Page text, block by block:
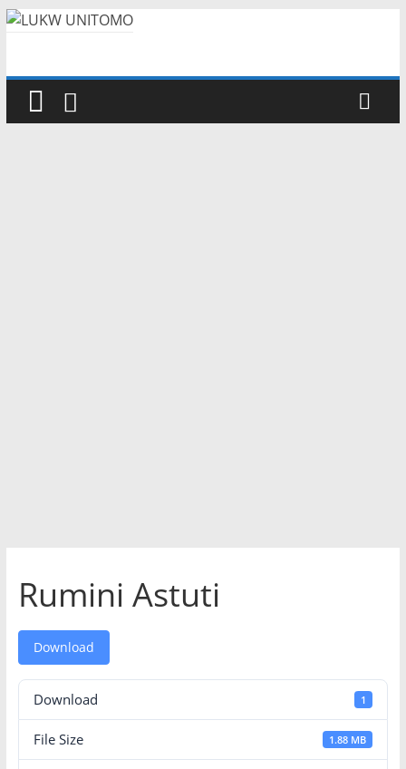
Rumini Astuti
Download
Download 1
File Size 1.88 MB